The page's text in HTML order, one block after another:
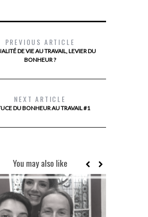
PREVIOUS ARTICLE
DE VIE AU TRAVAIL, LEVIER DU
BONHEUR ?
NEXT ARTICLE
DU BONHEUR AU TRAVAIL #1
You may also like